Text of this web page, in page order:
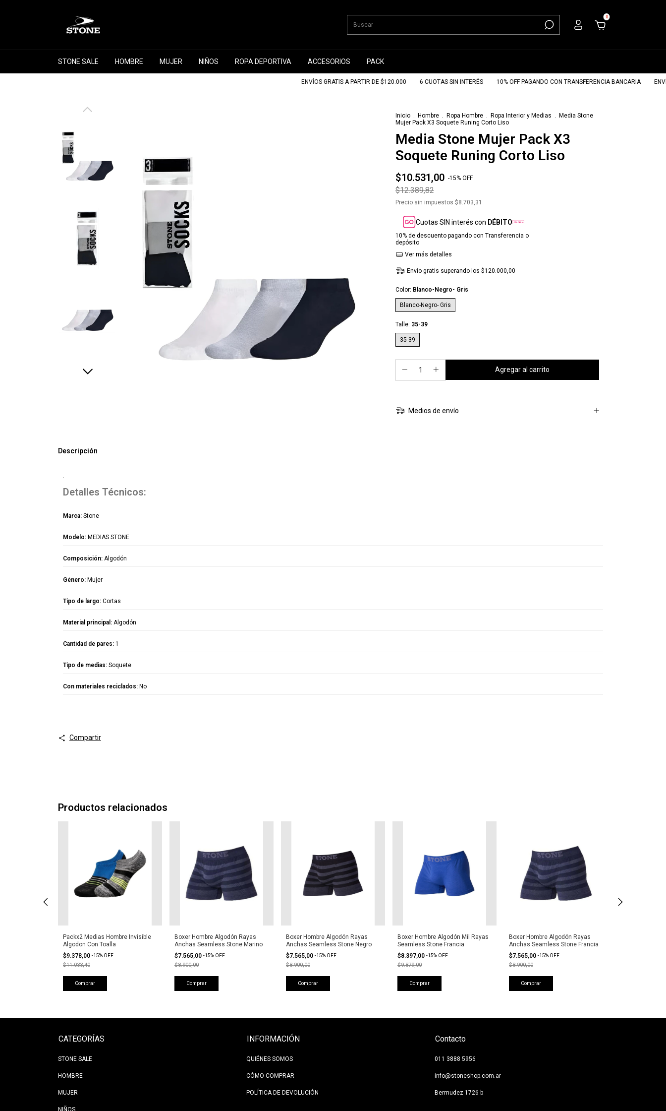
0
STONE SALE HOMBRE MUJER NIÑOS ROPA DEPORTIVA ACCESORIOS PACK
ENVÍOS GRATIS A PARTIR DE $120.000 6 CUOTAS SIN INTERÉS 10% OFF PAGANDO CON TRANSFERENCIA BANCARIA ENVÍOS
Inicio . Hombre . Ropa Hombre . Ropa Interior y Medias .
Media Stone
Mujer Pack X3 Soquete Runing Corto Liso
Media Stone Mujer Pack X3
Soquete Runing Corto Liso
$10.531,00 -15% OFF
$12.389,82
Precio sin impuestos $8.703,31
Cuotas SIN interés con DÉBITO
10% de descuento pagando con Transferencia o
depósito
Ver más detalles
Envío gratis superando los $120.000,00
Color: Blanco-Negro- Gris
Blanco-Negro- Gris
Talle: 35-39
35-39
Medios de envío
Descripción
.
Detalles Técnicos:
Marca: Stone
Modelo: MEDIAS STONE
Composición: Algodón
Género: Mujer
Tipo de largo: Cortas
Material principal: Algodón
Cantidad de pares: 1
Tipo de medias: Soquete
Con materiales reciclados: No
Compartir
Productos relacionados
Packx2 Medias Hombre Invisible
Algodon Con Toalla
$9.378,00 -15% OFF
$11.033,40
Comprar
Boxer Hombre Algodón Rayas
Anchas Seamless Stone Marino
$7.565,00 -15% OFF
$8.900,00
Comprar
Boxer Hombre Algodón Rayas
Anchas Seamless Stone Negro
$7.565,00 -15% OFF
$8.900,00
Comprar
Boxer Hombre Algodón Mil Rayas
Seamless Stone Francia
$8.397,00 -15% OFF
$9.879,00
Comprar
Boxer Hombre Algodón Rayas
Anchas Seamless Stone Francia
$7.565,00 -15% OFF
$8.900,00
Comprar
CATEGORÍAS
STONE SALE
HOMBRE
MUJER
INFORMACIÓN
QUIÉNES SOMOS
CÓMO COMPRAR
POLÍTICA DE DEVOLUCIÓN
Contacto
011 3888 5956
info@stoneshop.com.ar
Bermudez 1726 b